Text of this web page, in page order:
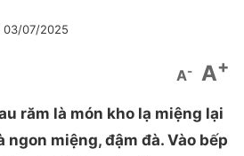
03/07/2025
A- A+
răm là món kho lạ miệng lại
ngon miệng, đậm đà. Vào bếp